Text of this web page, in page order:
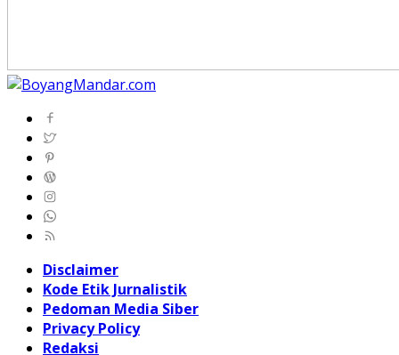
Disclaimer
Kode Etik Jurnalistik
Pedoman Media Siber
Privacy Policy
Redaksi